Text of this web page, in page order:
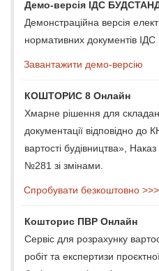
Демо-версія ІДС
Демонстраційна версія
нормативних документів
Завантажити демо-версію
КОШТОРИС 8 Онлайн
Хмарне рішення для
документації відповідно до
вартості будівництва»,
№281 зі змінами.
Спробувати безкоштовно >>>
Кошторис ПВР Онлайн
Сервіс для розрахунку
робіт та експертизи